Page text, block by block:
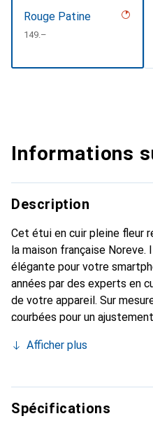
Rouge Patine
CHF
149.–
Informations
Description
Cet étui en cuir pleine fleur
la maison française
élégante pour votre
années par des experts en
de votre appareil. Sur
courbées pour un
Noreve est reconnue
client exigeant.
Afficher plus
Spécifications